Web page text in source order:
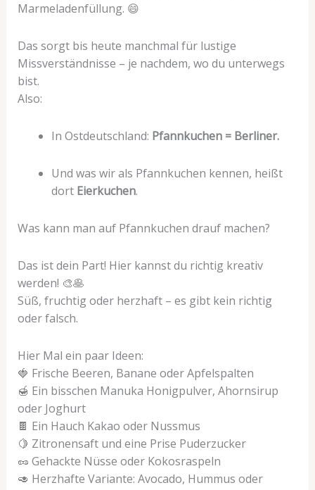
Marmeladenfüllung. 😄
Das sorgt bis heute manchmal für lustige
Missverständnisse – je nachdem, wo du unterwegs
bist.
Also:
In Ostdeutschland: Pfannkuchen = Berliner.
Und was wir als Pfannkuchen kennen, heißt
dort Eierkuchen.
Was kann man auf Pfannkuchen drauf machen?
Das ist dein Part! Hier kannst du richtig kreativ
werden! 🎨🥞
Süß, fruchtig oder herzhaft – es gibt kein richtig
oder falsch.
Hier Mal ein paar Ideen:
🍓 Frische Beeren, Banane oder Apfelspalten
🍯 Ein bisschen Manuka Honigpulver, Ahornsirup
oder Joghurt
🍫 Ein Hauch Kakao oder Nussmus
🍋 Zitronensaft und eine Prise Puderzucker
🥜 Gehackte Nüsse oder Kokosraspeln
🥑 Herzhafte Variante: Avocado, Hummus oder